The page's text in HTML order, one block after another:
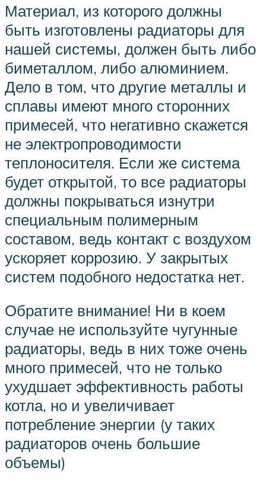
Материал, из которого должны
быть изготовлены радиаторы для
нашей системы, должен быть либо
биметаллом, либо алюминием.
Дело в том, что другие металлы и
сплавы имеют много сторонних
примесей, что негативно скажется
не электропроводимости
теплоносителя. Если же система
будет открытой, то все радиаторы
должны покрываться изнутри
специальным полимерным
составом, ведь контакт с воздухом
ускоряет коррозию. У закрытых
систем подобного недостатка нет.
Обратите внимание! Ни в коем
случае не используйте чугунные
радиаторы, ведь в них тоже очень
много примесей, что не только
ухудшает эффективность работы
котла, но и увеличивает
потребление энергии (у таких
радиаторов очень большие
объемы)